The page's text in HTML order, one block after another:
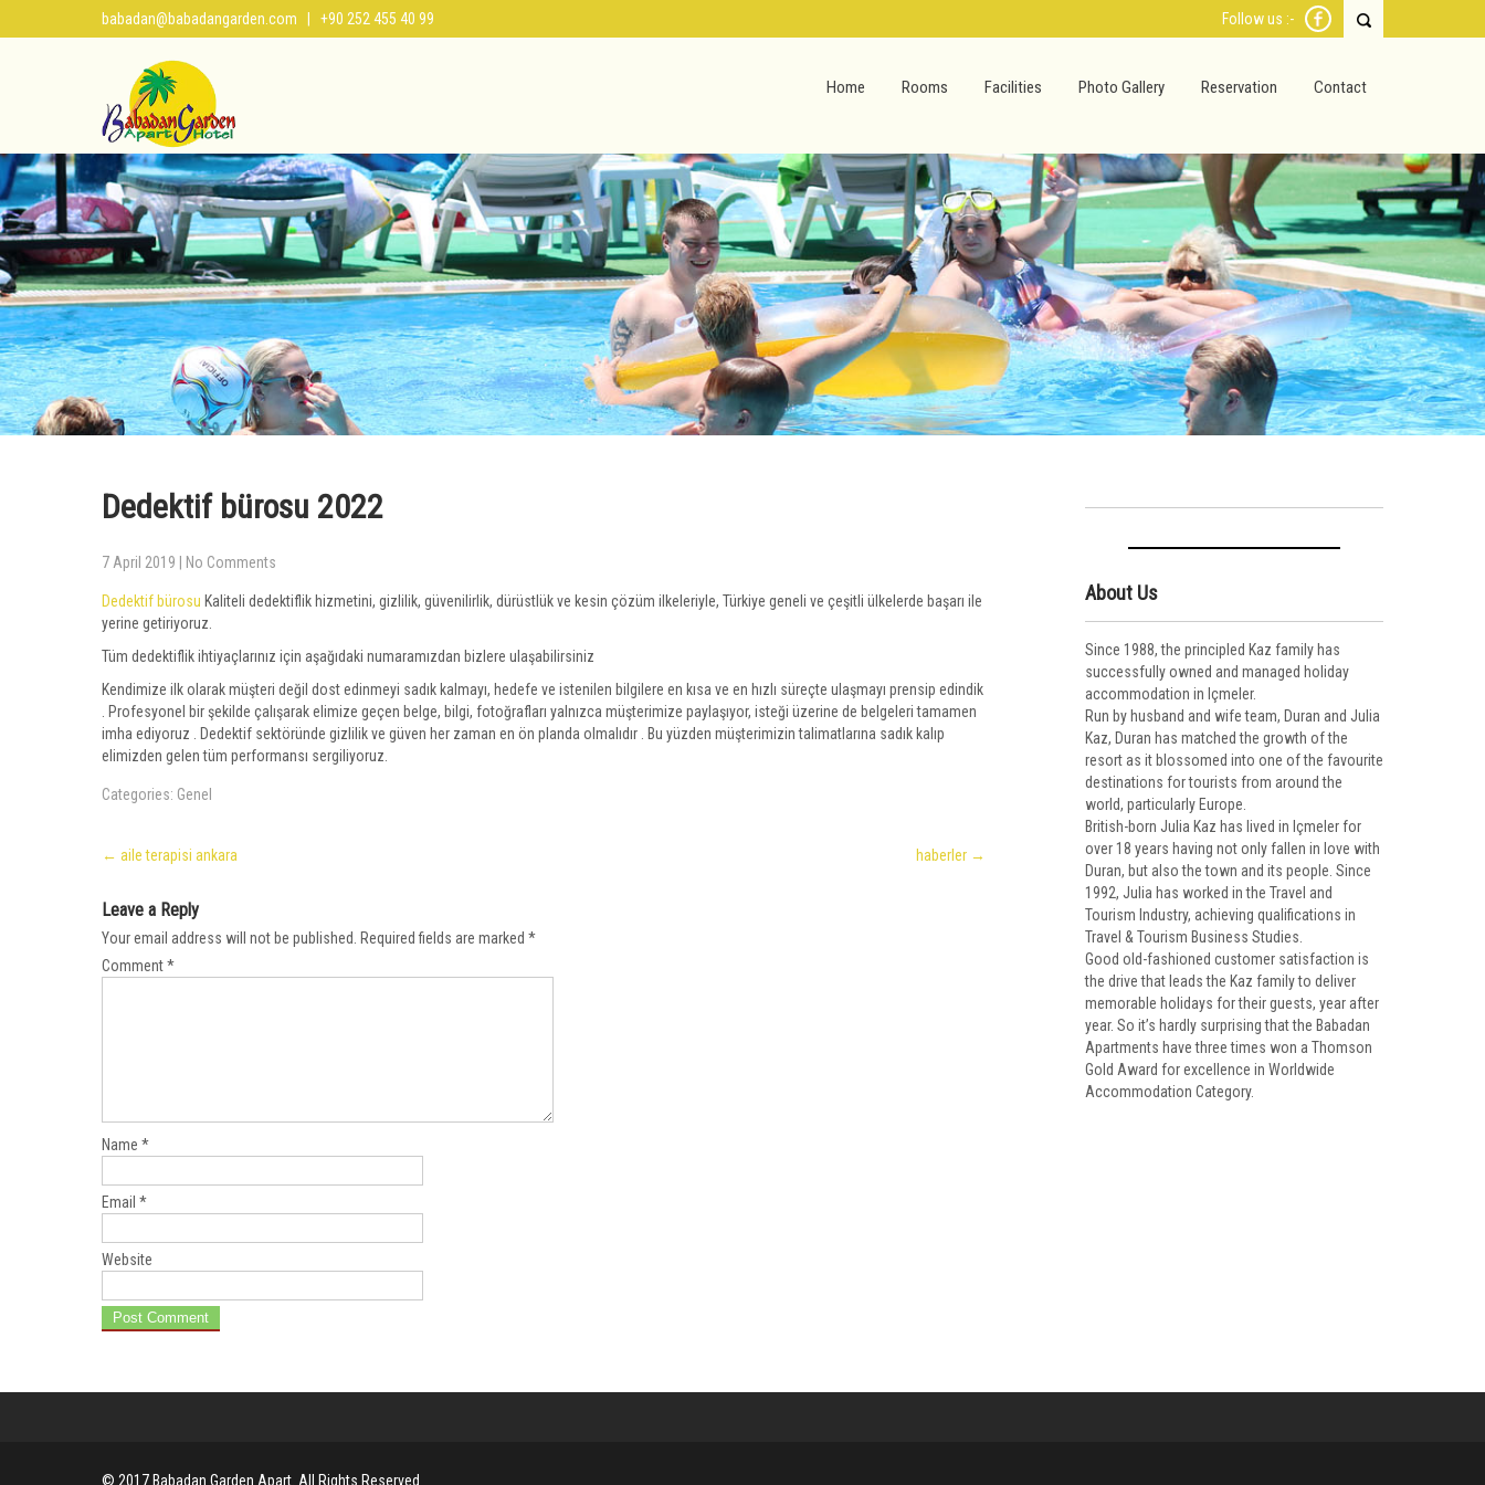
babadan@babadangarden.com | +90 252 455 40 99 Follow us :-
Home Rooms Facilities Photo Gallery Reservation Contact
Dedektif bürosu 2022
7 April 2019 No Comments
Dedektif bürosu Kaliteli dedektiflik hizmetini, gizlilik, güvenilirlik, dürüstlük ve kesin çözüm ilkeleriyle, Türkiye geneli ve çeşitli ülkelerde başarı ile
yerine getiriyoruz.
Tüm dedektiflik ihtiyaçlarınız için aşağıdaki numaramızdan bizlere ulaşabilirsiniz
Kendimize ilk olarak müşteri değil dost edinmeyi sadık kalmayı, hedefe ve istenilen bilgilere en kısa ve en hızlı süreçte ulaşmayı prensip edindik
. Profesyonel bir şekilde çalışarak elimize geçen belge, bilgi, fotoğrafları yalnızca müşterimize paylaşıyor, isteği üzerine de belgeleri tamamen
imha ediyoruz . Dedektif sektöründe gizlilik ve güven her zaman en ön planda olmalıdır . Bu yüzden müşterimizin talimatlarına sadık kalıp
elimizden gelen tüm performansı sergiliyoruz.
Categories: Genel
Post
navigation
← aile terapisi ankara haberler →
Leave a Reply
Your email address will not be published. Required fields are marked *
Comment*
Name *
Email *
Website
About Us
Since 1988, the principled Kaz family has
successfully owned and managed holiday
accommodation in Içmeler.
Run by husband and wife team, Duran and Julia
Kaz, Duran has matched the growth of the
resort as it blossomed into one of the favourite
destinations for tourists from around the
world, particularly Europe.
British-born Julia Kaz has lived in Içmeler for
over 18 years having not only fallen in love with
Duran, but also the town and its people. Since
1992, Julia has worked in the Travel and
Tourism Industry, achieving qualifications in
Travel & Tourism Business Studies.
Good old-fashioned customer satisfaction is
the drive that leads the Kaz family to deliver
memorable holidays for their guests, year after
year. So it’s hardly surprising that the Babadan
Apartments have three times won a Thomson
Gold Award for excellence in Worldwide
Accommodation Category.
© 2017 Babadan Garden Apart. All Rights Reserved